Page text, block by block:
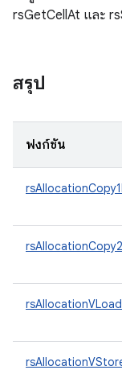
rsGetCellAt และ
สรุป
ฟังก์ชัน